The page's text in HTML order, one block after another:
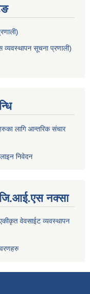
व्यवस्थापन सूचना प्रणाली)
लागि आन्तरिक संचार
निवेदन
नक्सा
वेवसाईट व्यवस्थापन